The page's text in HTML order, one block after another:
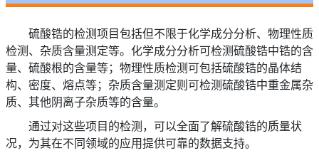
硫酸锆的检测项目包括但不限于化学成分分析、物理性质
检测、杂质含量测定等。化学成分分析可检测硫酸锆中锆的含
量、硫酸根的含量等；物理性质检测可包括硫酸锆的晶体结
构、密度、熔点等；杂质含量测定则可检测硫酸锆中重金属杂
质、其他阴离子杂质等的含量。
通过对这些项目的检测，可以全面了解硫酸锆的质量状
况，为其在不同领域的应用提供可靠的数据支持。